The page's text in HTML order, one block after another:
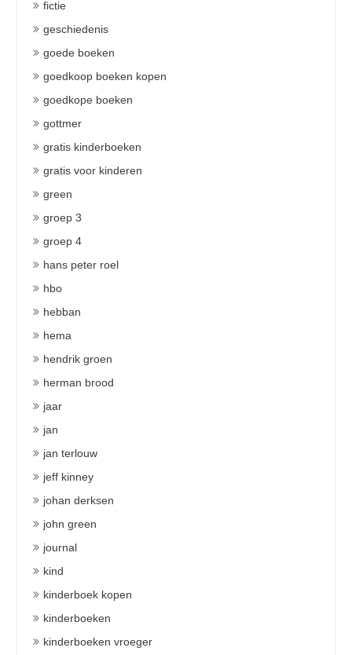
fictie
geschiedenis
goede boeken
goedkoop boeken kopen
goedkope boeken
gottmer
gratis kinderboeken
gratis voor kinderen
green
groep 3
groep 4
hans peter roel
hbo
hebban
hema
hendrik groen
herman brood
jaar
jan
jan terlouw
jeff kinney
johan derksen
john green
journal
kind
kinderboek kopen
kinderboeken
kinderboeken vroeger